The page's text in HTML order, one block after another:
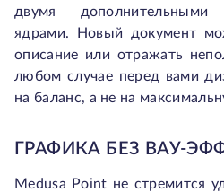
двумя дополнительными
ядрами. Новый документ
описание или отражать
любом случае перед вами
на баланс, а не на
ГРАФИКА БЕЗ ВАУ-
Medusa Point не стремится